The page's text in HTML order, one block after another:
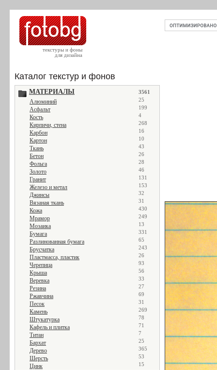
текстуры и фоны
для дизайна
Каталог текстур и фонов
МАТЕРИАЛЫ 3561
Алюминий 25
Асфальт 199
Кость 4
Кирпичи, стена 268
Карбон 16
Картон 10
Ткань 43
Бетон 26
Фольга 28
Золото 46
Гранит 131
Железо и метал 153
Джинсы 32
Вязаная ткань 31
Кожа 430
Мрамор 249
Мозаика 13
Бумага 331
Разлинованная бумага 65
Брусчатка 243
Пластмасса, пластик 26
Черепица 93
Крыша 56
Веревка 33
Резина 27
Ржавчина 69
Песок 31
Камень 269
Штукатурка 78
Кафель и плитка 71
Титан 7
Бархат 25
Дерево 365
Шерсть 53
Цинк 15